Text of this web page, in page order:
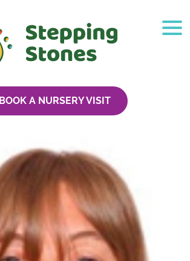
BOOK A NURSERY VISIT